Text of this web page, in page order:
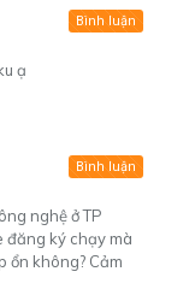
ạ
Bình luận
nghệ ở TP
đăng ký chạy mà
ổn không? Cảm
Bình luận